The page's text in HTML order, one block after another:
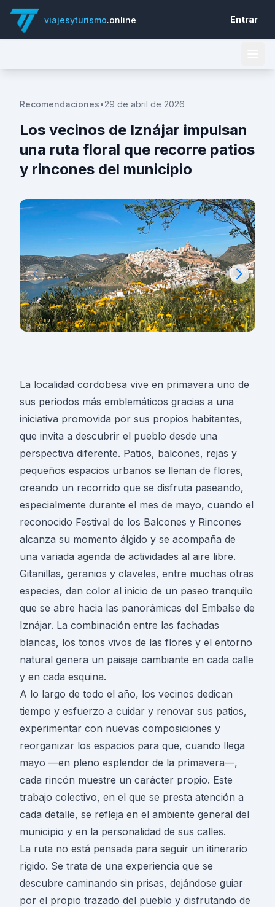
viajesyturismo.online Entrar
Recomendaciones•29 de abril de 2026
Los vecinos de Iznájar impulsan
una ruta floral que recorre patios
y rincones del municipio
La localidad cordobesa vive en primavera uno de
sus periodos más emblemáticos gracias a una
iniciativa promovida por sus propios habitantes,
que invita a descubrir el pueblo desde una
perspectiva diferente. Patios, balcones, rejas y
pequeños espacios urbanos se llenan de flores,
creando un recorrido que se disfruta paseando,
especialmente durante el mes de mayo, cuando el
reconocido Festival de los Balcones y Rincones
alcanza su momento álgido y se acompaña de
una variada agenda de actividades al aire libre.
Gitanillas, geranios y claveles, entre muchas otras
especies, dan color al inicio de un paseo tranquilo
que se abre hacia las panorámicas del Embalse de
Iznájar. La combinación entre las fachadas
blancas, los tonos vivos de las flores y el entorno
natural genera un paisaje cambiante en cada calle
y en cada esquina.
A lo largo de todo el año, los vecinos dedican
tiempo y esfuerzo a cuidar y renovar sus patios,
experimentar con nuevas composiciones y
reorganizar los espacios para que, cuando llega
mayo —en pleno esplendor de la primavera—,
cada rincón muestre un carácter propio. Este
trabajo colectivo, en el que se presta atención a
cada detalle, se refleja en el ambiente general del
municipio y en la personalidad de sus calles.
La ruta no está pensada para seguir un itinerario
rígido. Se trata de una experiencia que se
descubre caminando sin prisas, dejándose guiar
por el propio trazado del pueblo y disfrutando de